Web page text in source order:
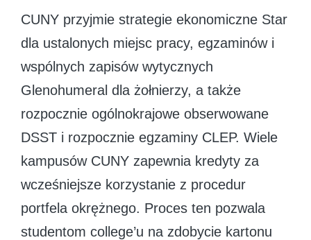
CUNY przyjmie strategie ekonomiczne Star
dla ustalonych miejsc pracy, egzaminów i
wspólnych zapisów wytycznych
Glenohumeral dla żołnierzy, a także
rozpocznie ogólnokrajowe obserwowane
DSST i rozpocznie egzaminy CLEP. Wiele
kampusów CUNY zapewnia kredyty za
wcześniejsze korzystanie z procedur
portfela okrężnego. Proces ten pozwala
studentom college’u na zdobycie kartonu